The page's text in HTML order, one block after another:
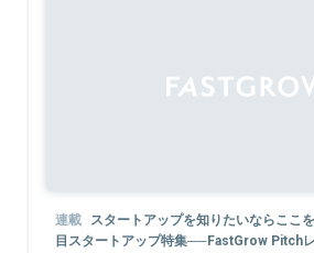
連載 スタートアップを知りたいならここ
目スタートアップ特集──FastGrow Pitch